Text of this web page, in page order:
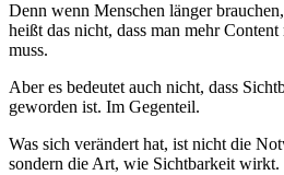
Denn wenn Menschen länger
heißt das nicht, dass man mehr Content
muss.
Aber es bedeutet auch nicht, dass
geworden ist. Im Gegenteil.
Was sich verändert hat, ist nicht die
sondern die Art, wie Sichtbarkeit wirkt.